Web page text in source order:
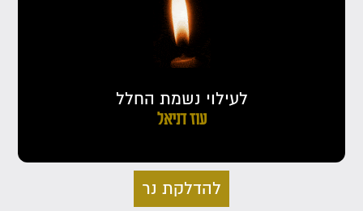
לעילוי נשמת החלל
עוז דניאל
להדלקת נר